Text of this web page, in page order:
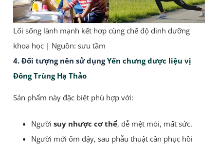
Lối sống lành mạnh kết hợp cùng chế độ dinh dưỡng
khoa học | Nguồn: sưu tầm
4. Đối tượng nên sử dụngYến chưng dược liệu vị
Đông Trùng Hạ Thảo
Sản phẩm này đặc biệt phù hợp với:
Ngườisuy nhược cơ thể, dễ mệt mỏi, mất sức.
Người mới ốm dậy, sau phẫu thuật cần phục hồi